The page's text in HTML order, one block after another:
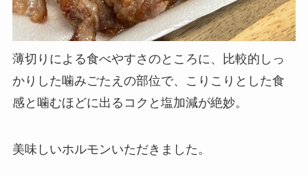
薄切りによる食べやすさのところに、比較的しっ
かりした噛みごたえの部位で、こりこりとした食
感と噛むほどに出るコクと塩加減が絶妙。
美味しいホルモンいただきました。